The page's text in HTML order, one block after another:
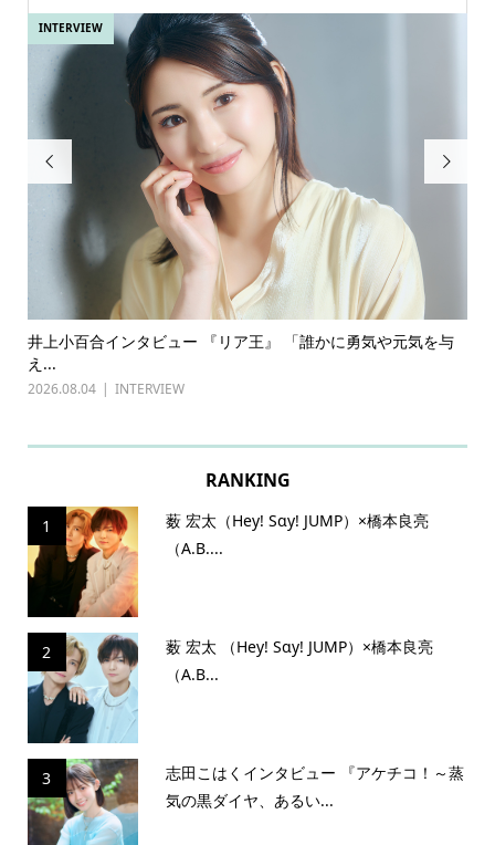

井上小百合インタビュー 『リア王』 「誰かに勇気や元気を与
え...
2026.08.04 INTERVIEW
INTERVIEW

RANKING
1
薮 宏太（Hey! Sɑy! JUMP）×橋本良亮
（A.B....
2
薮 宏太 （Hey! Sɑy! JUMP）×橋本良亮
（A.B...
3
志田こはくインタビュー 『アケチコ！～蒸
気の黒ダイヤ、あるい...